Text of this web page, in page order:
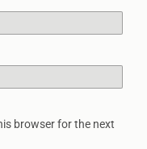
browser for the next